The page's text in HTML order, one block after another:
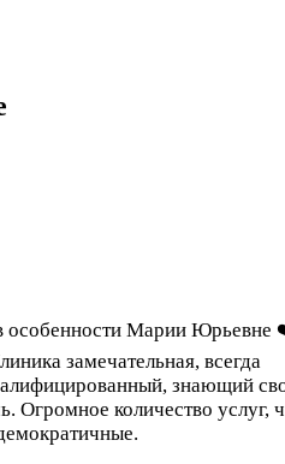
особенности Марии Юрьевне
замечательная, всегда
знающий
Огромное количество услуг,